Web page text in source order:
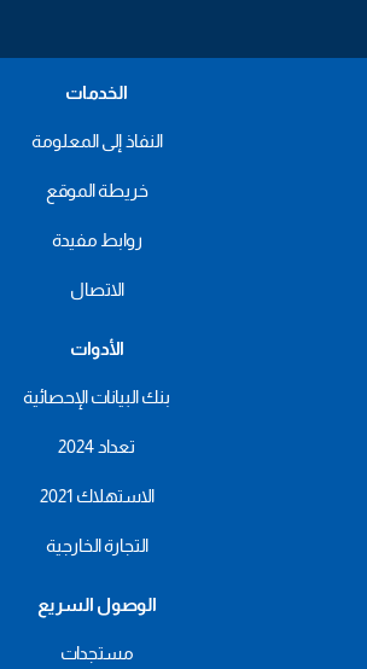
الخدمات
النفاذ إلى المعلومة
خريطة الموقع
روابط مفيدة
الاتصال
الأدوات
بنك البيانات الإحصائية
تعداد 2024
الاستهلاك 2021
التجارة الخارجية
الوصول السريع
مستجدات